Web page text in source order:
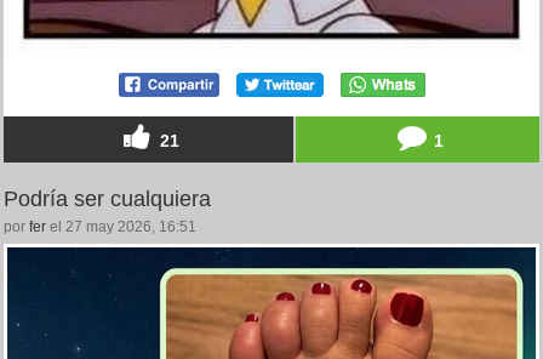
21 1
Podría ser cualquiera
por fer el 27 may 2026, 16:51